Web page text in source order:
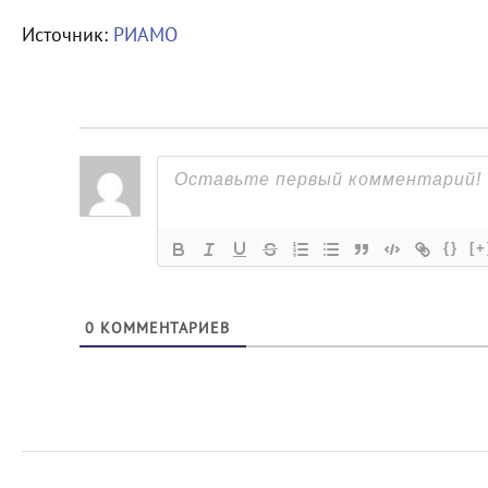
Источник: РИАМО
{}
0 КОММЕНТАРИЕВ